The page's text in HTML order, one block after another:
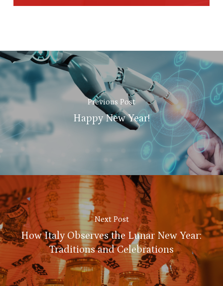
Previous Post
Happy New Year!
Next Post
How Italy Observes the Lunar New Year:
Traditions and Celebrations